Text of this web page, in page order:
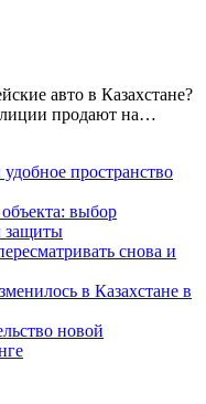
авто в Казахстане?
продают на…
пространство
выбор
защиты
снова и
в Казахстане в
новой